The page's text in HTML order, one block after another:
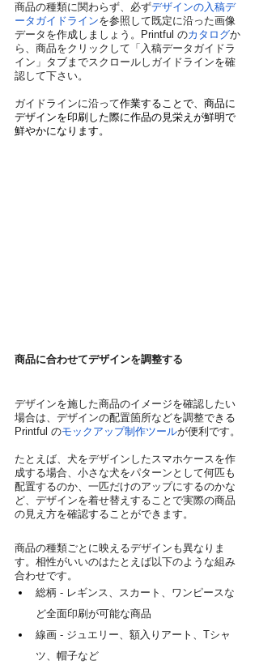
商品の種類に関わらず、必ずデザインの入稿デ
ータガイドラインを参照して既定に沿った画像
データを作成しましょう。Printful のカタログか
ら、商品をクリックして「入稿データガイドラ
イン」タブまでスクロールしガイドラインを確
認して下さい。
ガイドラインに沿って作業することで、商品に
デザインを印刷した際に作品の見栄えが鮮明で
鮮やかになります。
商品に合わせてデザインを調整する
デザインを施した商品のイメージを確認したい
場合は、デザインの配置箇所などを調整できる
Printful のモックアップ制作ツールが便利です。
たとえば、犬をデザインしたスマホケースを作
成する場合、小さな犬をパターンとして何匹も
配置するのか、一匹だけのアップにするのかな
ど、デザインを着せ替えすることで実際の商品
の見え方を確認することができます。
商品の種類ごとに映えるデザインも異なりま
す。相性がいいのはたとえば以下のような組み
合わせです。
総柄 - レギンス、スカート、ワンピースな
ど全面印刷が可能な商品
線画 - ジュエリー、額入りアート、Tシャ
ツ、帽子など